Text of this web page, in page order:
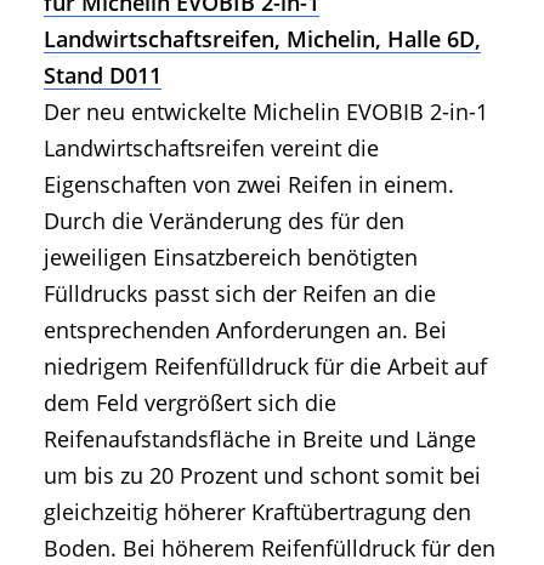
Landwirtschaftsreifen, Michelin, Halle 6D,
Stand D011
Der neu entwickelte Michelin EVOBIB 2-in-1
Landwirtschaftsreifen vereint die
Eigenschaften von zwei Reifen in einem.
Durch die Veränderung des für den
jeweiligen Einsatzbereich benötigten
Fülldrucks passt sich der Reifen an die
entsprechenden Anforderungen an. Bei
niedrigem Reifenfülldruck für die Arbeit auf
dem Feld vergrößert sich die
Reifenaufstandsfläche in Breite und Länge
um bis zu 20 Prozent und schont somit bei
gleichzeitig höherer Kraftübertragung den
Boden. Bei höherem Reifenfülldruck für den